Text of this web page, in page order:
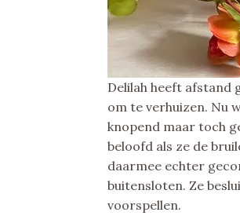
Delilah heeft afstand
om te verhuizen. Nu
knopend maar toch
beloofd als ze de
daarmee echter
buitensloten. Ze
voorspellen.